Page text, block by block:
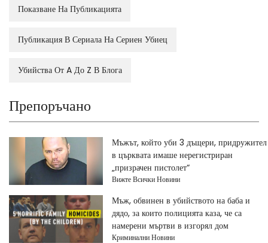
Показване На Публикацията
Публикация В Сериала На Сериен Убиец
Убийства От A До Z В Блога
Препоръчано
Мъжът, който уби 3 дъщери, придружител
в църквата имаше нерегистриран
„призрачен пистолет“
Вижте Всички Новини
Мъж, обвинен в убийството на баба и
дядо, за които полицията каза, че са
намерени мъртви в изгорял дом
Криминални Новини